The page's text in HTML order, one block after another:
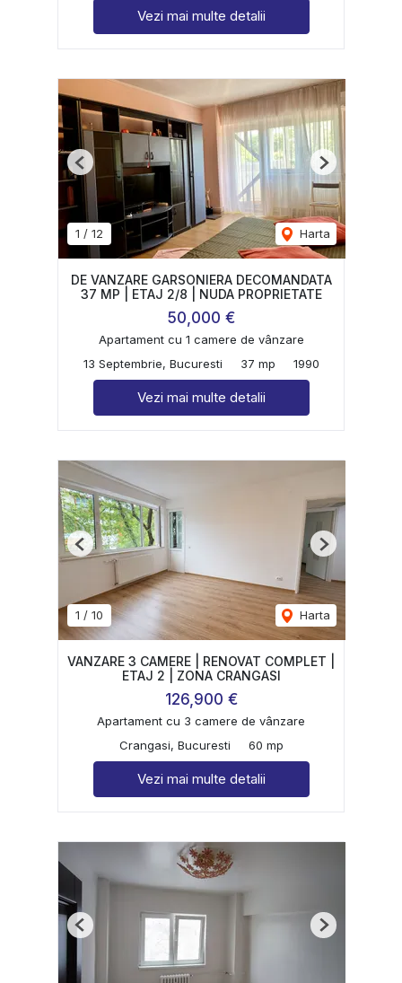
Vezi mai multe detalii
1 / 12 Harta
Previous Next
DE VANZARE GARSONIERA DECOMANDATA
37 MP | ETAJ 2/8 | NUDA PROPRIETATE
50,000 €
Apartament cu 1 camere de vânzare
13 Septembrie, Bucuresti
37 mp 1990
Vezi mai multe detalii
1 / 10 Harta
Previous Next
VANZARE 3 CAMERE | RENOVAT COMPLET |
ETAJ 2 | ZONA CRANGASI
126,900 €
Apartament cu 3 camere de vânzare
Crangasi, Bucuresti
60 mp
Vezi mai multe detalii
Previous Next